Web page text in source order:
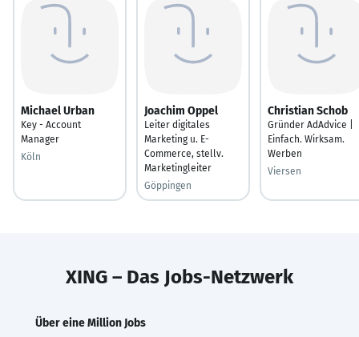
Michael Urban
Key - Account
Manager
Köln
Joachim Oppel
Leiter digitales
Marketing u. E-
Commerce, stellv.
Marketingleiter
Göppingen
Christian Schob
Gründer AdAdvice |
Einfach. Wirksam.
Werben
Viersen
XING – Das Jobs-Netzwerk
Über eine Million Jobs